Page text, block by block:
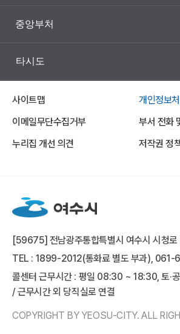
중앙부처
타시도
사이트맵
개인정보
이메일무단수집거부
부서 전화
누리집 개선 의견
저작권 정
[59675] 전남광주통합특별시 여수시 시청로
TEL : 1899-2012(통화료 별도 부과), 061-
콜센터 근무시간 : 평일 08:30 ~ 18:30, 토·
/ 근무시간 외 당직실로 연결
COPYRIGHT BY YEOSU-CITY. ALL